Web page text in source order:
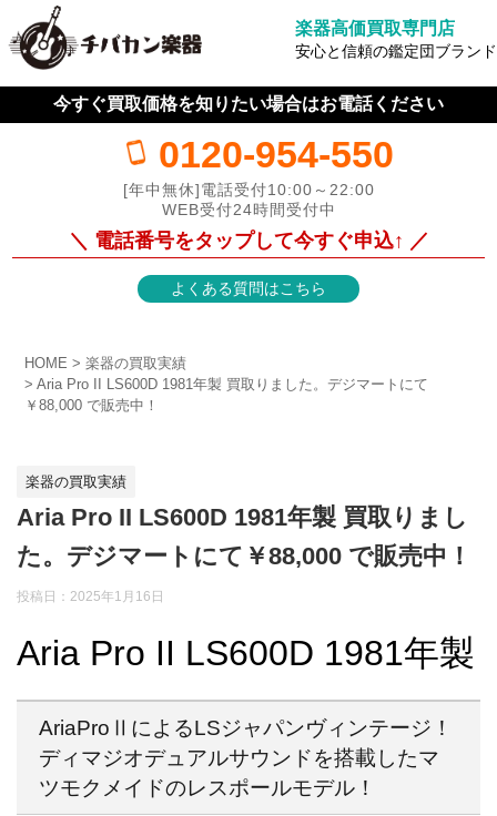
楽器高価買取専門店
安心と信頼の鑑定団ブランド
今すぐ買取価格を知りたい場合はお電話ください
0120-954-550
[年中無休]電話受付10:00～22:00
WEB受付24時間受付中
＼ 電話番号をタップして今すぐ申込↑ ／
よくある質問はこちら
HOME
楽器の買取実績
Aria Pro II LS600D 1981年製 買取りました。デジマートにて
￥88,000 で販売中！
楽器の買取実績
Aria Pro II LS600D 1981年製 買取りまし
た。デジマートにて￥88,000 で販売中！
投稿日：2025年1月16日
Aria Pro II LS600D 1981年製
AriaProⅡによるLSジャパンヴィンテージ！
ディマジオデュアルサウンドを搭載したマ
ツモクメイドのレスポールモデル！